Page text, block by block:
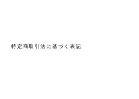
特定商取引法に基づく表記